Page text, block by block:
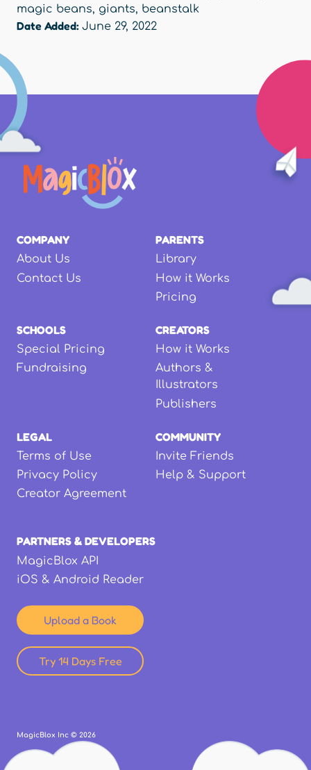
magic beans, giants, beanstalk
Date Added: June 29, 2022
COMPANY
About Us
Contact Us
PARENTS
Library
How it Works
Pricing
SCHOOLS
Special Pricing
Fundraising
CREATORS
How it Works
Authors &
Illustrators
Publishers
LEGAL
Terms of Use
Privacy Policy
Creator Agreement
COMMUNITY
Invite Friends
Help & Support
PARTNERS & DEVELOPERS
MagicBlox API
iOS & Android Reader
Upload a Book
Try 14 Days Free
MagicBlox Inc © 2026